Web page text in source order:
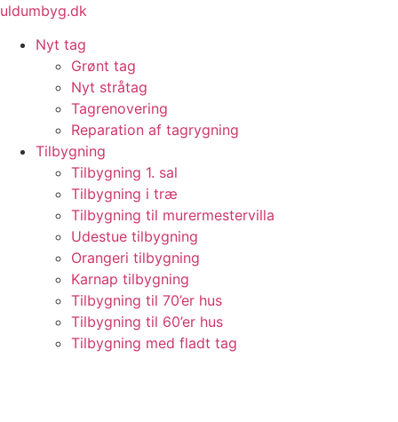
Videre
indhold
uldumbyg.dk
Nyt tag
Grønt tag
Nyt stråtag
Tagrenovering
Reparation af tagrygning
Tilbygning
Tilbygning 1. sal
Tilbygning i træ
Tilbygning til murermestervilla
Udestue tilbygning
Orangeri tilbygning
Karnap tilbygning
Tilbygning til 70’er hus
Tilbygning til 60’er hus
Tilbygning med fladt tag